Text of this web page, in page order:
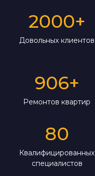
2000+
Довольных клиентов
906+
Ремонтов квартир
80
Квалифицированных
специалистов